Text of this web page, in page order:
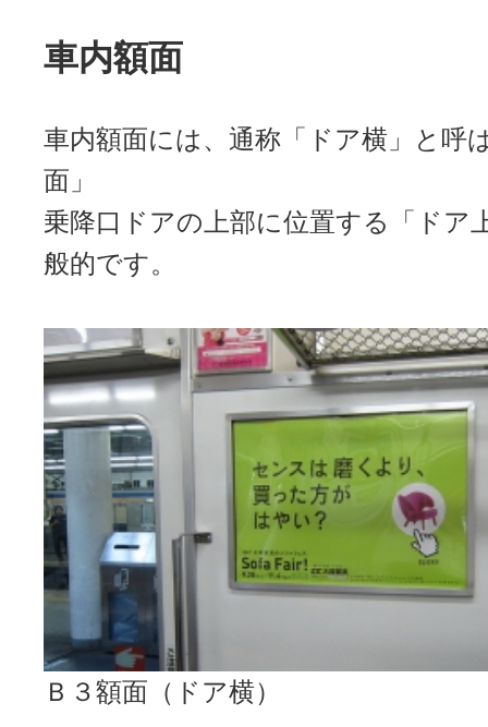
車内額面
車内額面には、通称「ドア横」と呼
面」
乗降口ドアの上部に位置する「ドア
般的です。
Ｂ３額面（ドア横）